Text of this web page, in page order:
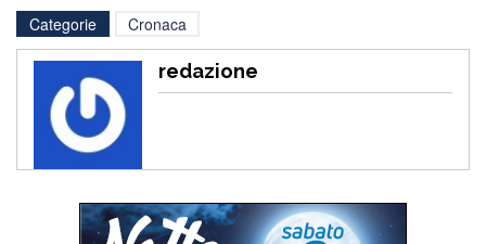
Categorie
Cronaca
redazione